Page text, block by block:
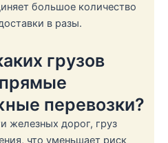
большое количество
в разы.
грузов
перевозки?
железных дорог, груз
что уменьшает риск